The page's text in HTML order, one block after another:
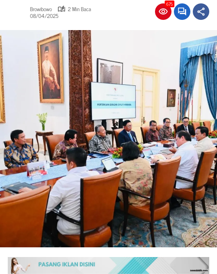
Browibowo 2 Min Baca
08/04/2025
675